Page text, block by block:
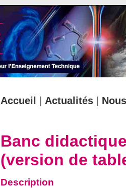
Accueil Actualités|
Banc
(version de
Description